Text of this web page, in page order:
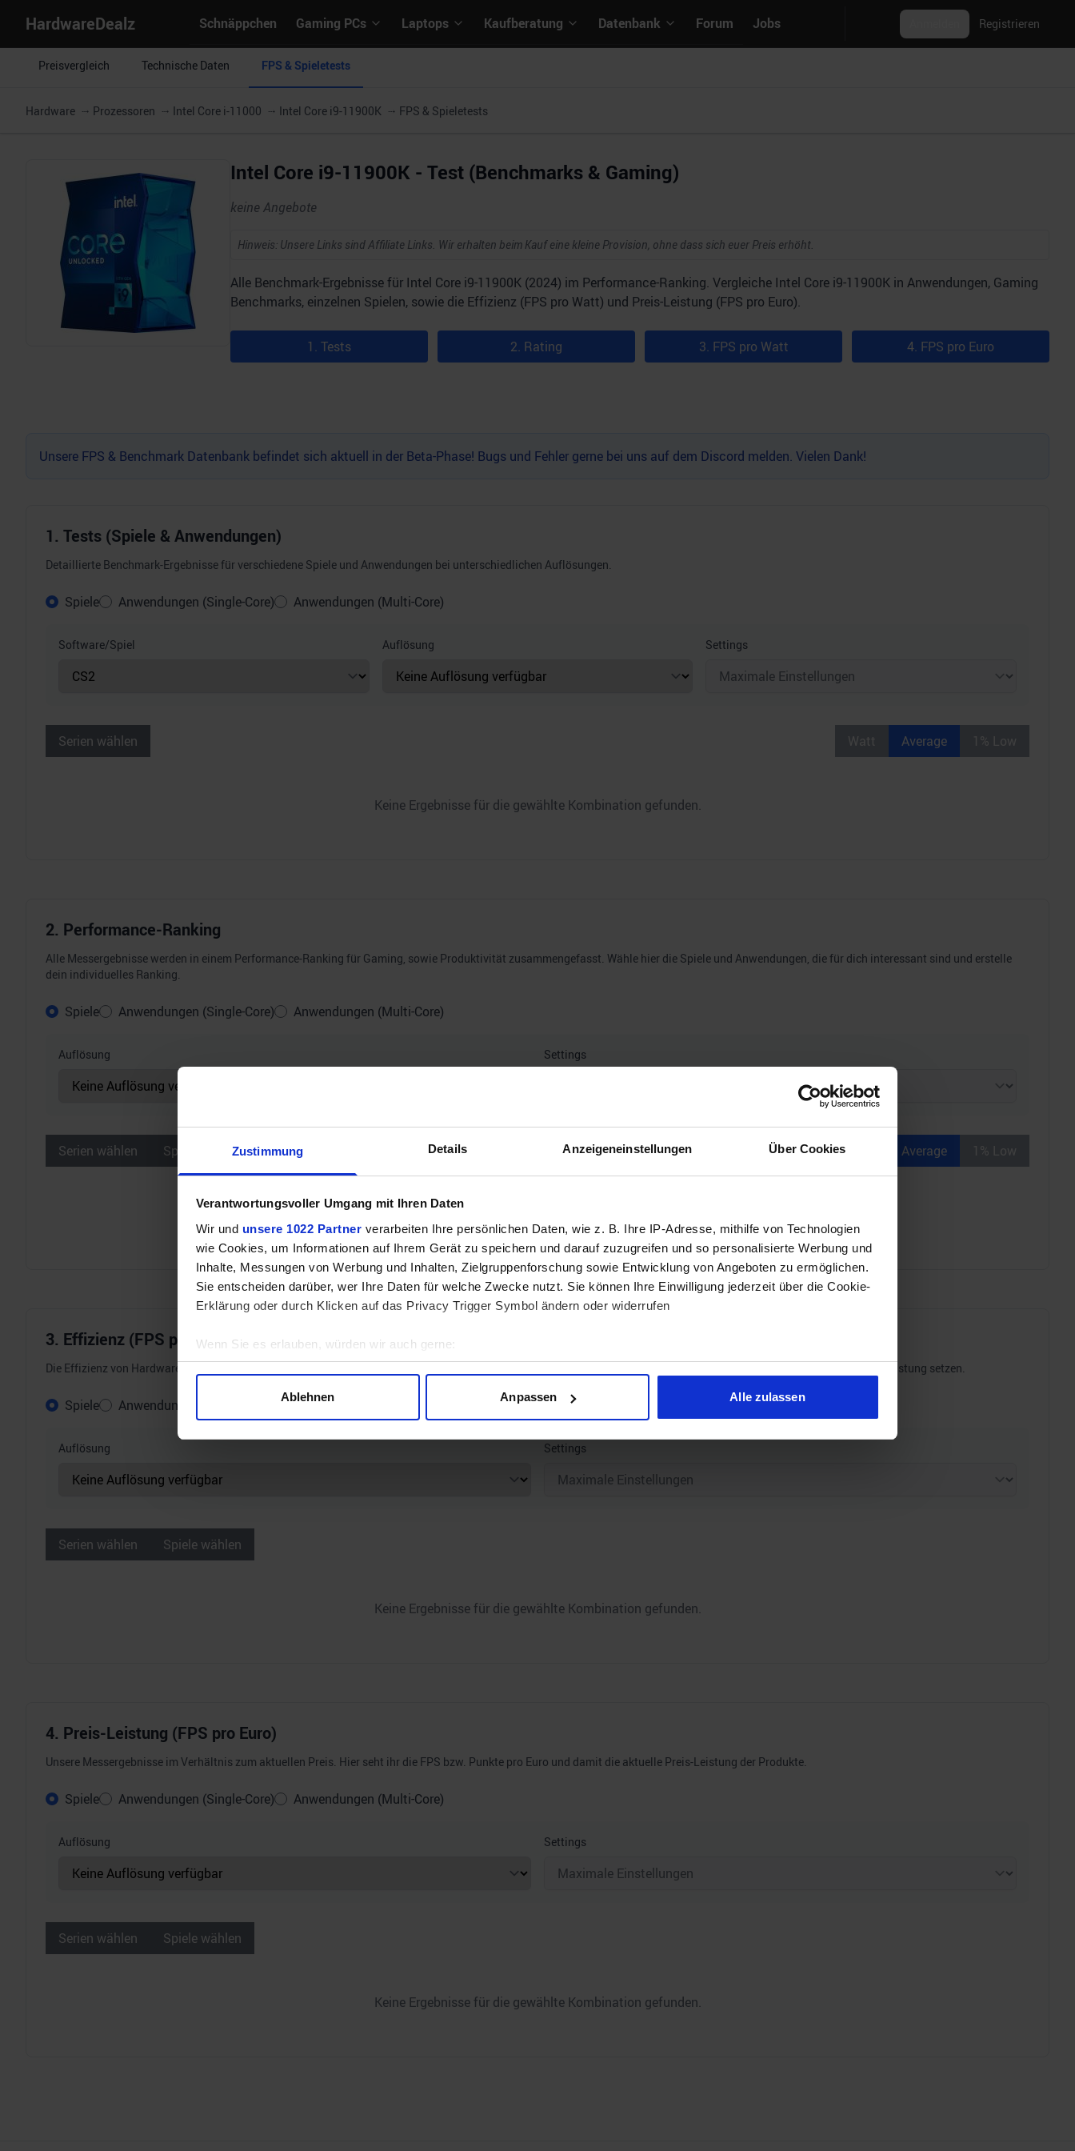
Zustimmung Details Anzeigeneinstellungen Über Cookies
Verantwortungsvoller Umgang mit Ihren Daten
Wir und unsere 1022 Partner verarbeiten Ihre persönlichen Daten, wie z. B. Ihre IP-Adresse, mithilfe von Technologien
wie Cookies, um Informationen auf Ihrem Gerät zu speichern und darauf zuzugreifen und so personalisierte Werbung und
Inhalte, Messungen von Werbung und Inhalten, Zielgruppenforschung sowie Entwicklung von Angeboten zu ermöglichen.
Sie entscheiden darüber, wer Ihre Daten für welche Zwecke nutzt. Sie können Ihre Einwilligung jederzeit über die Cookie-
Erklärung oder durch Klicken auf das Privacy Trigger Symbol ändern oder widerrufen
Wenn Sie es erlauben, würden wir auch gerne:
Informationen über Ihre geografische Lage erfassen, welche bis auf einige Meter genau sein können
Erfahren Sie mehr darüber, wie Ihre persönlichen Daten verarbeitet werden, und legen Sie Ihre Präferenzen im
und die Zugriffe auf unsere Website zu analysieren. Außerdem geben wir Informationen zu Ihrer Verwendung unserer
der Dienste gesammelt haben.
Ablehnen Anpassen Alle zulassen
HardwareDealz Schnäppchen Gaming PCs Laptops Kaufberatung Datenbank Forum Jobs Registrieren
Preisvergleich Technische Daten FPS & Spieletests
Hardware Prozessoren Intel Core i-11000 Intel Core i9-11900K FPS & Spieletests
Intel Core i9-11900K - Test (Benchmarks & Gaming)
keine Angebote
Hinweis: Unsere Links sind Affiliate Links. Wir erhalten beim Kauf eine kleine Provision, ohne dass sich euer Preis erhöht.
Alle Benchmark-Ergebnisse für Intel Core i9-11900K (2024) im Performance-Ranking. Vergleiche Intel Core i9-11900K in Anwendungen, Gaming
Benchmarks, einzelnen Spielen, sowie die Effizienz (FPS pro Watt) und Preis-Leistung (FPS pro Euro).
1. Tests 2. Rating 3. FPS pro Watt 4. FPS pro Euro
Unsere FPS & Benchmark Datenbank befindet sich aktuell in der Beta-Phase! Bugs und Fehler gerne bei uns auf dem Discord melden. Vielen Dank!
1. Tests (Spiele & Anwendungen)
Detaillierte Benchmark-Ergebnisse für verschiedene Spiele und Anwendungen bei unterschiedlichen Auflösungen.
Spiele Anwendungen (Single-Core) Anwendungen (Multi-Core)
Software/Spiel Auflösung Settings
Serien wählen Watt Average 1% Low
Keine Ergebnisse für die gewählte Kombination gefunden.
2. Performance-Ranking
Alle Messergebnisse werden in einem Performance-Ranking für Gaming, sowie Produktivität zusammengefasst. Wähle hier die Spiele und Anwendungen, die für dich interessant sind und erstelle
dein individuelles Ranking.
Spiele Anwendungen (Single-Core) Anwendungen (Multi-Core)
Auflösung Settings
Serien wählen Spiele wählen Average 1% Low
3. Effizienz (FPS pro Watt)
Die Effizienz von Hardware wird immer wichtiger. Darum errechnen wir für alle Tests die FPS und Punkte pro Watt und können so den Stromverbrauch ins Verhältnis zur Leistung setzen.
Spiele Anwendungen (Multi-Core)
Auflösung Settings
Serien wählen Spiele wählen
Keine Ergebnisse für die gewählte Kombination gefunden.
4. Preis-Leistung (FPS pro Euro)
Unsere Messergebnisse im Verhältnis zum aktuellen Preis. Hier seht ihr die FPS bzw. Punkte pro Euro und damit die aktuelle Preis-Leistung der Produkte.
Spiele Anwendungen (Single-Core) Anwendungen (Multi-Core)
Auflösung Settings
Serien wählen Spiele wählen
Keine Ergebnisse für die gewählte Kombination gefunden.